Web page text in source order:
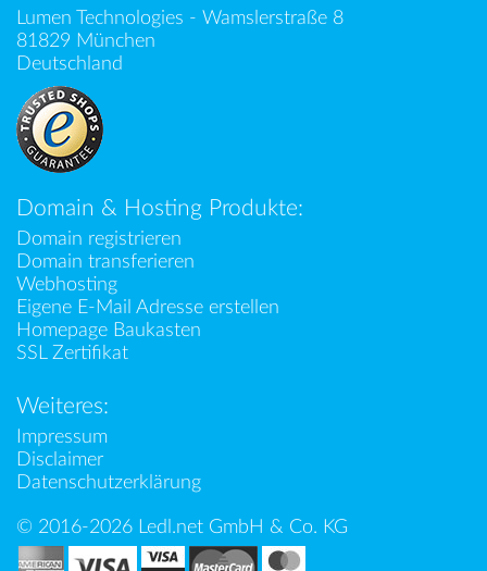
Lumen Technologies - Wamslerstraße 8
81829 München
Deutschland
Domain & Hosting Produkte:
Domain registrieren
Domain transferieren
Webhosting
Eigene E-Mail Adresse erstellen
Homepage Baukasten
SSL Zertifikat
Weiteres:
Impressum
Disclaimer
Datenschutzerklärung
© 2016-2026 Ledl.net GmbH & Co. KG